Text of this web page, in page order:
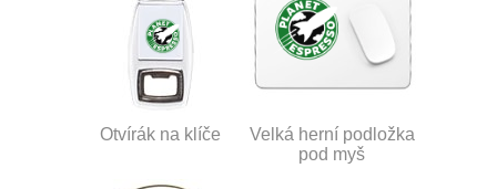
Otvírák na klíče
Velká herní podložka
pod myš